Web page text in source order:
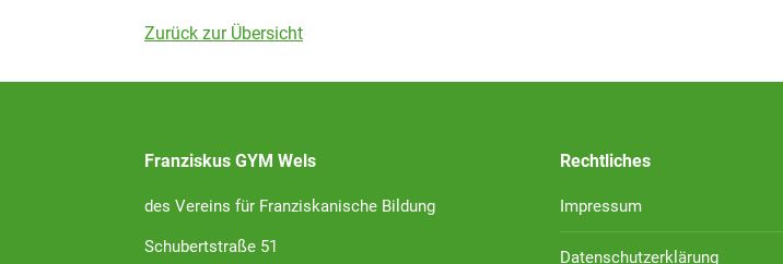
Zurück zur Übersicht
Franziskus GYM Wels
des Vereins für Franziskanische Bildung
Schubertstraße 51
Rechtliches
Impressum
Datenschutzerklärung